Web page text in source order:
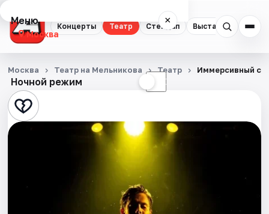
Концерты Театр Стендап Выставки
Меню ×
Москва
Концерты
Театр
Стендап
Ночной режим ☾
Москва Театр на Мельникова Театр Иммерсивный